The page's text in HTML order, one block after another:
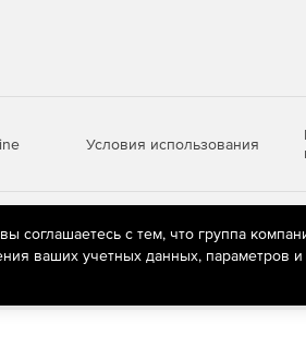
Условия использования
технологии(информационные
сети «Интернет»,
соглашаетесь с тем, что группа
ваших учетных данных, параметров и